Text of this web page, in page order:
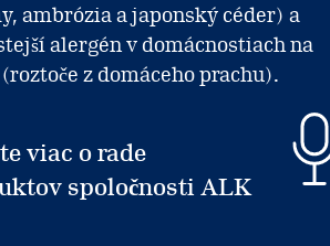
ambrózia a japonský céder) a
alergén v domácnostiach na
z domáceho prachu).
viac o rade
spoločnosti ALK